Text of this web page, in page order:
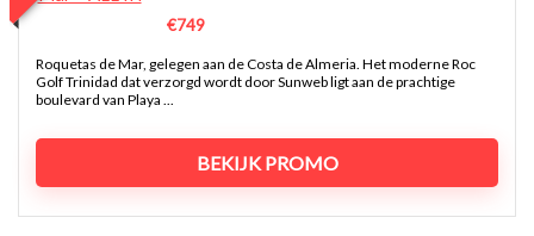
€749
Roquetas de Mar, gelegen aan de Costa de Almeria. Het moderne Roc
Golf Trinidad dat verzorgd wordt door Sunweb ligt aan de prachtige
boulevard van Playa ...
BEKIJK PROMO